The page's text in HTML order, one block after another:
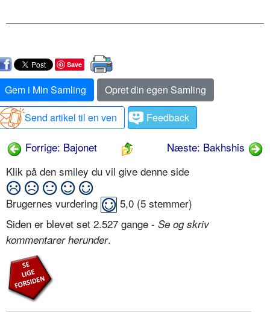
Save
Gem i Min Samling
Opret din egen Samling
Send artikel til en ven
Feedback
Forrige: Bajonet
Næste: Bakhshis
Klik på den smiley du vil give denne side
Brugernes vurdering 5,0 (5 stemmer)
Siden er blevet set 2.527 gange - Se og skriv
kommentarer herunder.